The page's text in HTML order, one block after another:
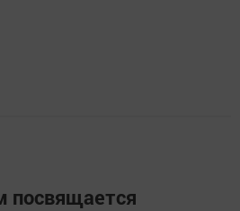
посвящается